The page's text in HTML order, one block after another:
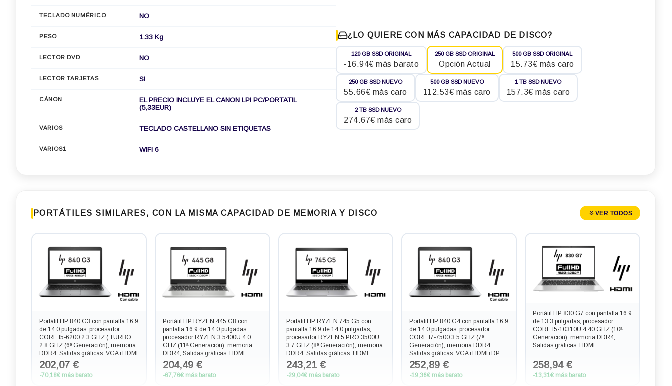
TECLADO NUMÉRICO NO
PESO 1.33 Kg
LECTOR DVD NO
LECTOR TARJETAS SI
CÁNON
EL PRECIO INCLUYE EL CANON LPI PC/PORTATIL
(5,33EUR)
VARIOS TECLADO CASTELLANO SIN ETIQUETAS
VARIOS1 WIFI 6
¿LO QUIERE CON MÁS CAPACIDAD DE DISCO?
120 GB SSD ORIGINAL
-16.94€ más barato
250 GB SSD ORIGINAL
Opción Actual
500 GB SSD ORIGINAL
15.73€ más caro
250 GB SSD NUEVO
55.66€ más caro
500 GB SSD NUEVO
112.53€ más caro
1 TB SSD NUEVO
157.3€ más caro
2 TB SSD NUEVO
274.67€ más caro
PORTÁTILES SIMILARES, CON LA MISMA CAPACIDAD DE MEMORIA Y DISCO VER TODOS
Portátil HP 840 G3 con pantalla 16:9
de 14.0 pulgadas, procesador
CORE I5-6200 2.3 GHZ ( TURBO
2.8 GHZ (6ª Generación), memoria
DDR4, Salidas gráficas: VGA+HDMI
202,07 €
-70,18€ más barato
Portátil HP RYZEN 445 G8 con
pantalla 16:9 de 14.0 pulgadas,
procesador RYZEN 3 5400U 4.0
GHZ (11ª Generación), memoria
DDR4, Salidas gráficas: HDMI
204,49 €
-67,76€ más barato
Portátil HP RYZEN 745 G5 con
pantalla 16:9 de 14.0 pulgadas,
procesador RYZEN 5 PRO 3500U
3.7 GHZ (8ª Generación), memoria
DDR4, Salidas gráficas: HDMI
243,21 €
-29,04€ más barato
Portátil HP 840 G4 con pantalla 16:9
de 14.0 pulgadas, procesador
CORE I7-7500 3.5 GHZ (7ª
Generación), memoria DDR4,
Salidas gráficas: VGA+HDMI+DP
252,89 €
-19,36€ más barato
Portátil HP 830 G7 con pantalla 16:9
de 13.3 pulgadas, procesador
CORE I5-10310U 4.40 GHZ (10ª
Generación), memoria DDR4,
Salidas gráficas: HDMI
258,94 €
-13,31€ más barato